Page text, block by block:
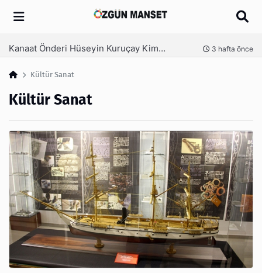
Arama
Kanaat Önderi Hüseyin Kuruçay Kimdir? 3 hafta önce
Kültür Sanat
Kültür Sanat